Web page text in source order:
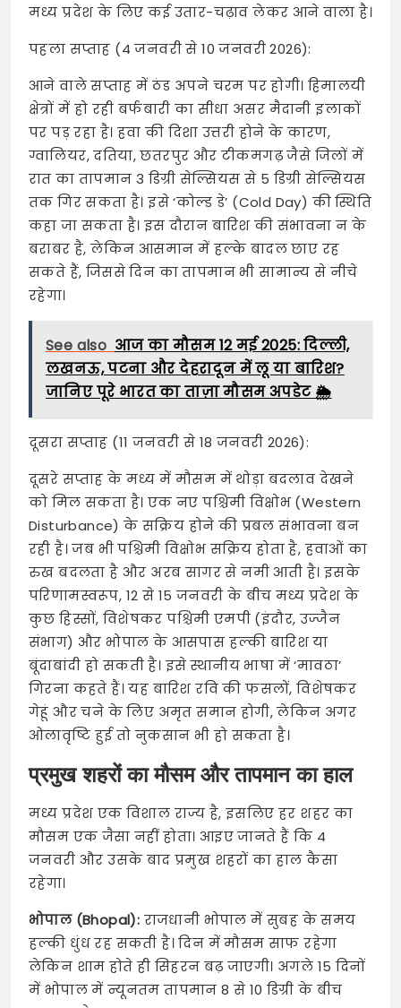
मध्य प्रदेश के लिए कई उतार-चढ़ाव लेकर आने वाला है।
पहला सप्ताह (4 जनवरी से 10 जनवरी 2026):
आने वाले सप्ताह में ठंड अपने चरम पर होगी। हिमालयी
क्षेत्रों में हो रही बर्फबारी का सीधा असर मैदानी इलाकों
पर पड़ रहा है। हवा की दिशा उत्तरी होने के कारण,
ग्वालियर, दतिया, छतरपुर और टीकमगढ़ जैसे जिलों में
रात का तापमान 3 डिग्री सेल्सियस से 5 डिग्री सेल्सियस
तक गिर सकता है। इसे ‘कोल्ड डे’ (Cold Day) की स्थिति
कहा जा सकता है। इस दौरान बारिश की संभावना न के
बराबर है, लेकिन आसमान में हल्के बादल छाए रह
सकते हैं, जिससे दिन का तापमान भी सामान्य से नीचे
रहेगा।
See also आज का मौसम 12 मई 2025: दिल्ली,
लखनऊ, पटना और देहरादून में लू या बारिश?
जानिए पूरे भारत का ताज़ा मौसम अपडेट 🌦️
दूसरा सप्ताह (11 जनवरी से 18 जनवरी 2026):
दूसरे सप्ताह के मध्य में मौसम में थोड़ा बदलाव देखने
को मिल सकता है। एक नए पश्चिमी विक्षोभ (Western
Disturbance) के सक्रिय होने की प्रबल संभावना बन
रही है। जब भी पश्चिमी विक्षोभ सक्रिय होता है, हवाओं का
रुख बदलता है और अरब सागर से नमी आती है। इसके
परिणामस्वरूप, 12 से 15 जनवरी के बीच मध्य प्रदेश के
कुछ हिस्सों, विशेषकर पश्चिमी एमपी (इंदौर, उज्जैन
संभाग) और भोपाल के आसपास हल्की बारिश या
बूंदाबांदी हो सकती है। इसे स्थानीय भाषा में ‘मावठा’
गिरना कहते हैं। यह बारिश रवि की फसलों, विशेषकर
गेहूं और चने के लिए अमृत समान होगी, लेकिन अगर
ओलावृष्टि हुई तो नुकसान भी हो सकता है।
प्रमुख शहरों का मौसम और तापमान का हाल
मध्य प्रदेश एक विशाल राज्य है, इसलिए हर शहर का
मौसम एक जैसा नहीं होता। आइए जानते हैं कि 4
जनवरी और उसके बाद प्रमुख शहरों का हाल कैसा
रहेगा।
भोपाल (Bhopal): राजधानी भोपाल में सुबह के समय
हल्की धुंध रह सकती है। दिन में मौसम साफ रहेगा
लेकिन शाम होते ही सिहरन बढ़ जाएगी। अगले 15 दिनों
में भोपाल में न्यूनतम तापमान 8 से 10 डिग्री के बीच